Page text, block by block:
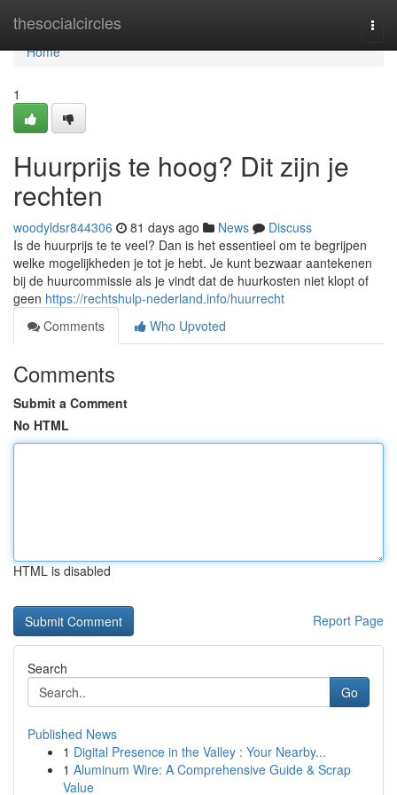
thesocialcircles
Home
Home
1
Huurprijs te hoog? Dit zijn je
rechten
woodyldsr844306 81 days ago News
Discuss
Is de huurprijs te te veel? Dan is het essentieel om te begrijpen
welke mogelijkheden je tot je hebt. Je kunt bezwaar aantekenen
bij de huurcommissie als je vindt dat de huurkosten niet klopt of
geen https://rechtshulp-nederland.info/huurrecht
Comments
Who Upvoted
Comments
Submit a Comment
No HTML
HTML is disabled
Report Page
Search
Go
Published News
1 Digital Presence in the Valley : Your Nearby...
1 Aluminum Wire: A Comprehensive Guide & Scrap
Value